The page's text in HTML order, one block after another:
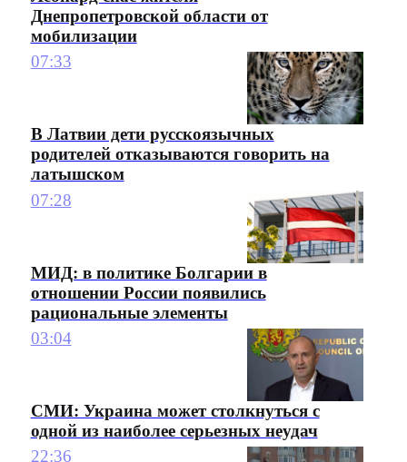
Днепропетровской области от
мобилизации
07:33
В Латвии дети русскоязычных
родителей отказываются говорить на
латышском
07:28
МИД: в политике Болгарии в
отношении России появились
рациональные элементы
03:04
СМИ: Украина может столкнуться с
одной из наиболее серьезных неудач
22:36